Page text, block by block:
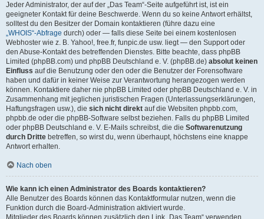
Jeder Administrator, der auf der „Das Team“-Seite aufgeführt ist, ist ein
geeigneter Kontakt für deine Beschwerde. Wenn du so keine Antwort erhältst,
solltest du den Besitzer der Domain kontaktieren (führe dazu eine
„WHOIS“-Abfrage durch) oder — falls diese Seite bei einem kostenlosen
Webhoster wie z. B. Yahoo!, free.fr, funpic.de usw. liegt — den Support oder
den Abuse-Kontakt des betreffenden Dienstes. Bitte beachte, dass phpBB
Limited (phpBB.com) und phpBB Deutschland e. V. (phpBB.de) absolut keinen
Einfluss auf die Benutzung oder den oder die Benutzer der Forensoftware
haben und dafür in keiner Weise zur Verantwortung herangezogen werden
können. Kontaktiere daher nie phpBB Limited oder phpBB Deutschland e. V. in
Zusammenhang mit jeglichen juristischen Fragen (Unterlassungserklärungen,
Haftungsfragen usw.), die sich nicht direkt auf die Websiten phpbb.com,
phpbb.de oder die phpBB-Software selbst beziehen. Falls du phpBB Limited
oder phpBB Deutschland e. V. E-Mails schreibst, die die Softwarenutzung
durch Dritte betreffen, so wirst du, wenn überhaupt, höchstens eine knappe
Antwort erhalten.
Nach oben
Wie kann ich einen Administrator des Boards kontaktieren?
Alle Benutzer des Boards können das Kontaktformular nutzen, wenn die
Funktion durch die Board-Administration aktiviert wurde.
Mitglieder des Boards können zusätzlich den Link „Das Team“ verwenden.